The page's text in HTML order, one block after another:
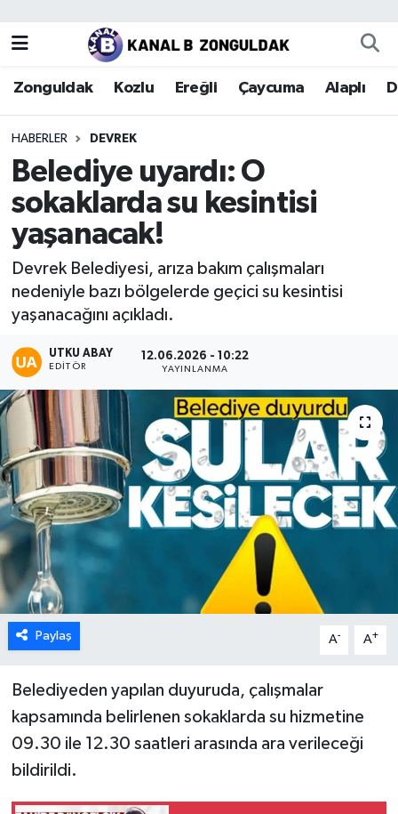
Zonguldak Kozlu Ereğli Çaycuma Alaplı
HABERLER DEVREK
Belediye uyardı: O
sokaklarda su kesintisi
yaşanacak!
Devrek Belediyesi, arıza bakım çalışmaları
nedeniyle bazı bölgelerde geçici su kesintisi
yaşanacağını açıkladı.
UTKU ABAY
EDITÖR
12.06.2026 - 10:22
YAYINLANMA
Paylaş A- A+
Belediyeden yapılan duyuruda, çalışmalar
kapsamında belirlenen sokaklarda su hizmetine
09.30 ile 12.30 saatleri arasında ara verileceği
bildirildi.
Zonguldak
Kozlu
Ereğli
Çaycuma
Alaplı
Devrek
Karabük
Spor
Ulusal
Zonguldak Nöbetçi Eczaneler
Zonguldak Hava Durumu
Zonguldak Trafik Yoğunluk Haritası
Puan Durumu ve Fikstür
Tüm Manşetler
Son Dakika Haberleri